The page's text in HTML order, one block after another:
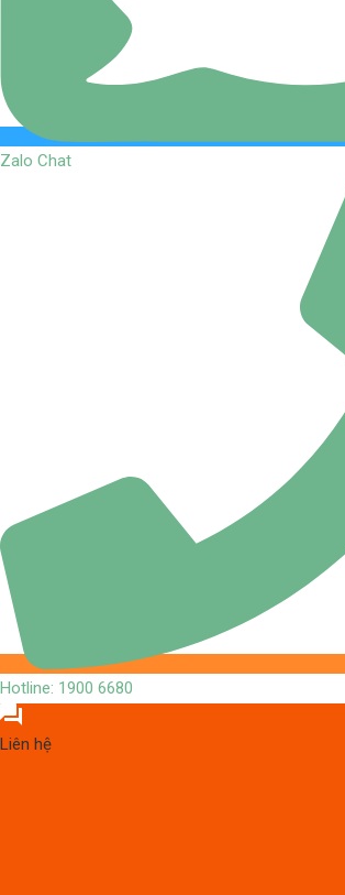
Zalo Chat
Hotline: 1900 6680
Liên hệ